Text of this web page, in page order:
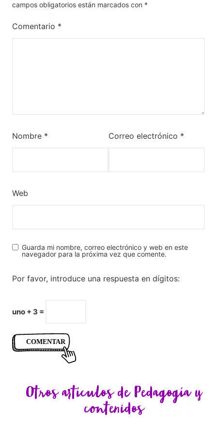
campos obligatorios están marcados con *
Comentario *
Nombre * Correo electrónico *
Web
Guarda mi nombre, correo electrónico y web en este
navegador para la próxima vez que comente.
Por favor, introduce una respuesta en dígitos:
uno + 3 =
Otros artículos dePedagogía y
contenidos